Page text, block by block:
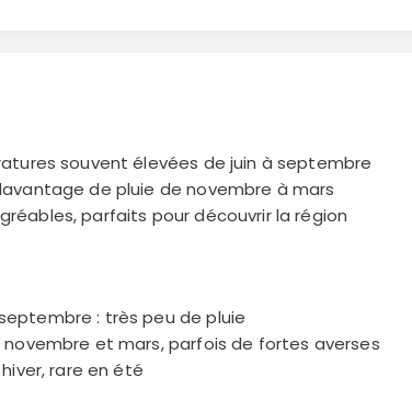
souvent élevées de juin à septembre
de pluie de novembre à mars
parfaits pour découvrir la région
: très peu de pluie
et mars, parfois de fortes averses
rare en été